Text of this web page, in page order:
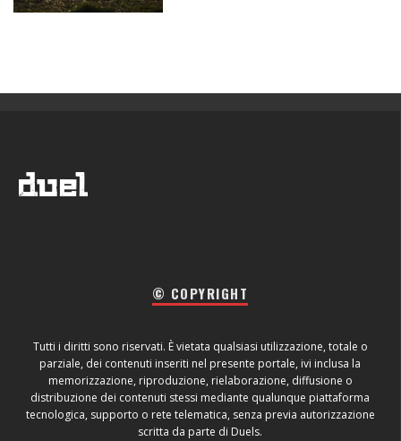
© COPYRIGHT
Tutti i diritti sono riservati. È vietata qualsiasi utilizzazione, totale o
parziale, dei contenuti inseriti nel presente portale, ivi inclusa la
memorizzazione, riproduzione, rielaborazione, diffusione o
distribuzione dei contenuti stessi mediante qualunque piattaforma
tecnologica, supporto o rete telematica, senza previa autorizzazione
scritta da parte di Duels.